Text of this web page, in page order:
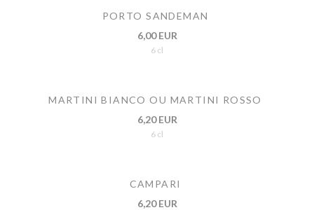
PORTO SANDEMAN
6,00 EUR
6 cl
MARTINI BIANCO OU MARTINI ROSSO
6,20 EUR
6 cl
CAMPARI
6,20 EUR